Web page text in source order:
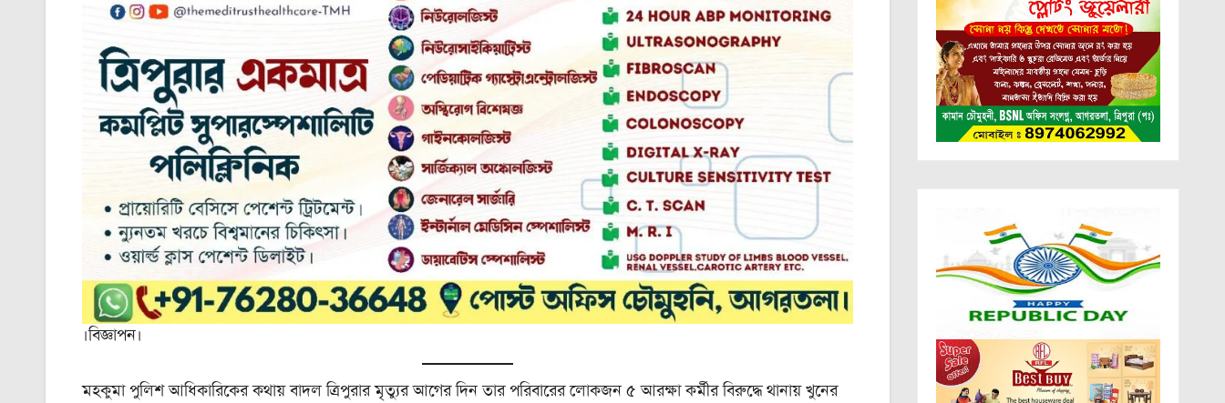
।বিজ্ঞাপন।
মহকুমা পুলিশ আধিকারিকের কথায় বাদল ত্রিপুরার মৃত্যুর আগের দিন তার পরিবারের লোকজন ৫ আরক্ষা কর্মীর বিরুদ্ধে থানায় খুনের